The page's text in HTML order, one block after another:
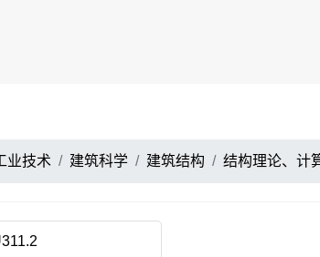
业技术 建筑科学 建筑结构 结构理论、计